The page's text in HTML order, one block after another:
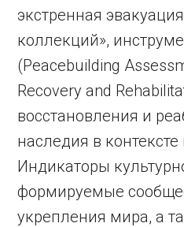
экстренная
коллекций»,
(Peacebuilding
Recovery and
восстановления и
наследия в
Индикаторы
формируемые
укрепления мира, а